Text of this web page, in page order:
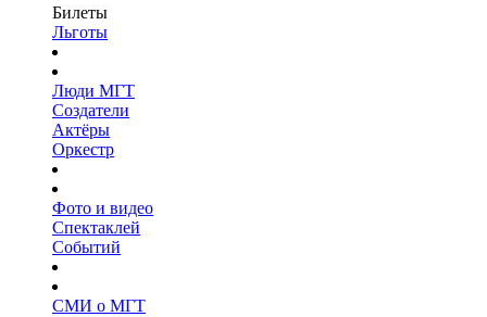
Билеты
Льготы
Люди МГТ
Создатели
Актёры
Оркестр
Фото и видео
Спектаклей
Событий
СМИ о МГТ